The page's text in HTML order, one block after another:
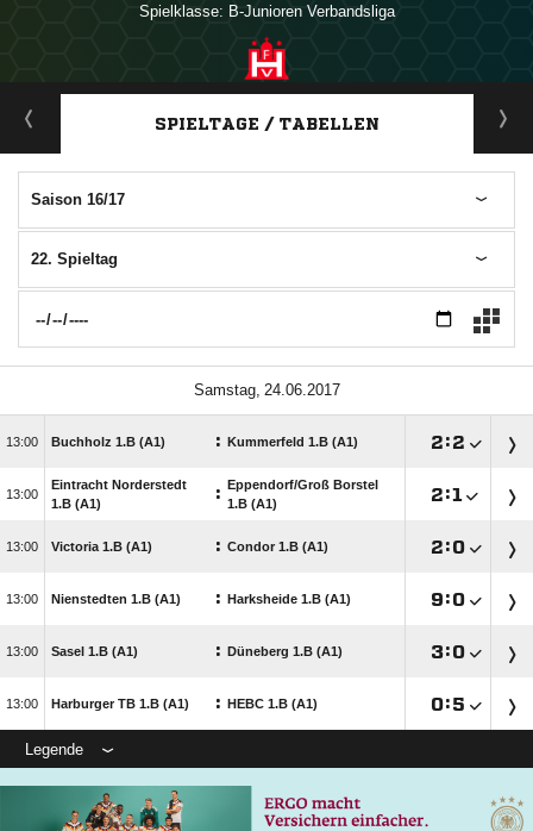
Spielklasse: B-Junioren Verbandsliga
ANZEIGE
SPIELTAGE / TABELLEN
Saison 16/17
22. Spieltag
 
 Buchholz 1.B (A1) : Kummerfeld 1.B (A1) :

Eintracht Norderstedt
1.B (A1)
: Eppendorf/​Groß Borstel
1.B (A1)
:
 Victoria 1.B (A1) : Condor 1.B (A1) :
 Nienstedten 1.B (A1) : Harksheide 1.B (A1) :
 Sasel 1.B (A1) : Düneberg 1.B (A1) :
 Harburger TB 1.B (A1) : HEBC 1.B (A1) :
Legende